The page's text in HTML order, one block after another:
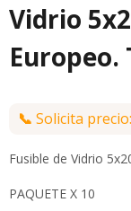
Vidrio
Europeo.
📞 Solicita precio:
Fusible de Vidrio
PAQUETE X 10